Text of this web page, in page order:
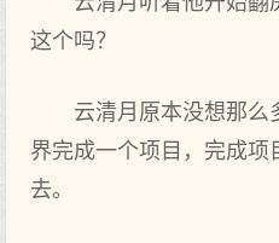
这个吗？
云清月原本没想那么
界完成一个项目，完成项
去。